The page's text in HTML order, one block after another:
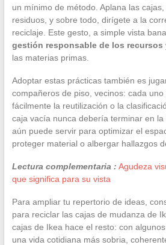
un mínimo de método. Aplana las
residuos, y sobre todo, dirígete a la
reciclaje. Este gesto, a simple vista
gestión responsable de los recursos
las materias primas.
Adoptar estas prácticas también es
compañeros de piso, vecinos: cada
fácilmente la reutilización o la
caja vacía nunca debería terminar en
aún puede servir para optimizar el
proteger material o albergar hallazgos
Lectura complementaria : Agudeza
que significa para su vista
Para ampliar tu repertorio de ideas,
para reciclar las cajas de mudanza de
cajas de Ikea hace el resto: con
una vida cotidiana más sobria,